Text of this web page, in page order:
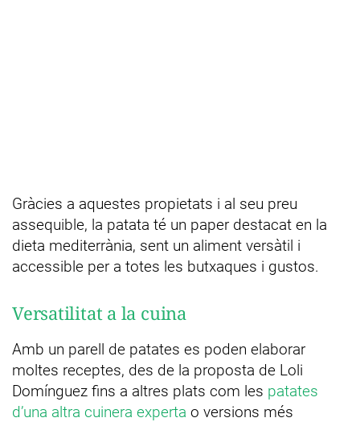
Gràcies a aquestes propietats i al seu preu
assequible, la patata té un paper destacat en la
dieta mediterrània, sent un aliment versàtil i
accessible per a totes les butxaques i gustos.
Versatilitat a la cuina
Amb un parell de patates es poden elaborar
moltes receptes, des de la proposta de Loli
Domínguez fins a altres plats com les patates
d’una altra cuinera experta o versions més